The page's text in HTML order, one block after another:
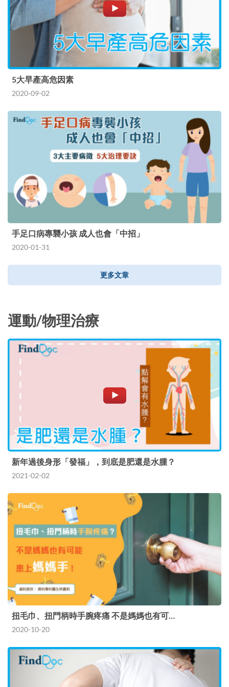
5大早產高危因素
2020-09-02
手足口病專襲小孩 成人也會「中招」
2020-01-31
更多文章
運動/物理治療
新年過後身形「發福」，到底是肥還是水腫？
2021-02-02
扭毛巾、扭門柄時手腕疼痛 不是媽媽也有可…
2020-10-20